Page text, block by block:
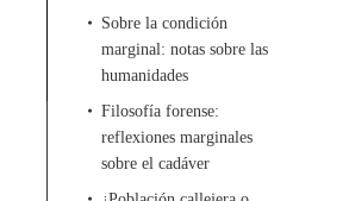
Sobre la condición
marginal: notas sobre las
humanidades
Filosofía forense:
reflexiones marginales
sobre el cadáver